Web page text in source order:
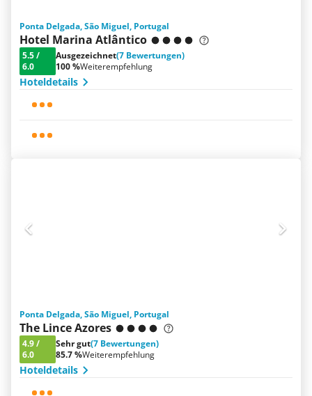
Ponta Delgada, São Miguel, Portugal
Hotel Marina Atlântico
5.5/
6.0
Ausgezeichnet(7 Bewertungen)
100 %Weiterempfehlung
Hoteldetails
Ponta Delgada, São Miguel, Portugal
The Lince Azores
4.9/
6.0
Sehr gut(7 Bewertungen)
85.7 %Weiterempfehlung
Hoteldetails